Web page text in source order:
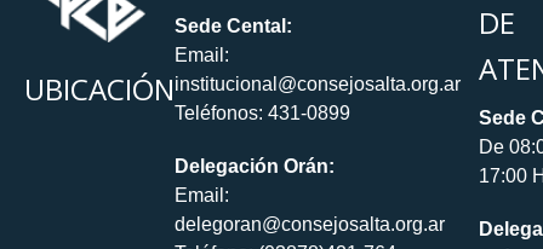
UBICACIÓN
Sede Cental:
Email:
institucional@consejosalta.org.ar
Teléfonos: 431-0899
Delegación Orán:
Email:
delegoran@consejosalta.org.ar
DE
Sede
De
17:00